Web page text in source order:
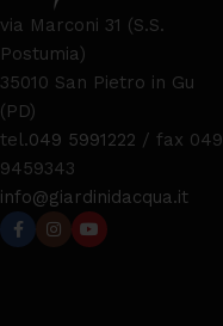
via Marconi 31 (S.S.
Postumia)
35010 San Pietro in Gu
(PD)
tel.049 5991222 / fax 049
9459343
info@giardinidacqua.it